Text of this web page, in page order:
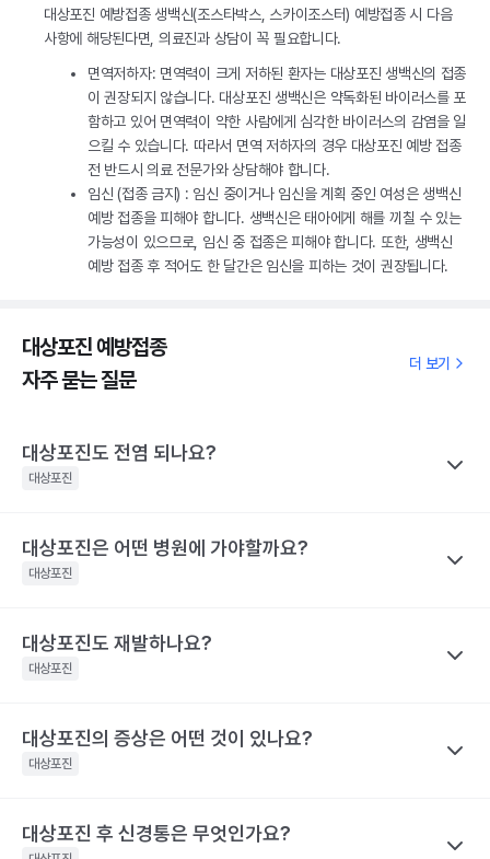
대상포진 예방접종 생백신(조스타박스, 스카이조스터) 예방접종 시 다음
사항에 해당된다면, 의료진과 상담이 꼭 필요합니다.
면역저하자: 면역력이 크게 저하된 환자는 대상포진 생백신의 접종
이 권장되지 않습니다. 대상포진 생백신은 약독화된 바이러스를 포
함하고 있어 면역력이 약한 사람에게 심각한 바이러스의 감염을 일
으킬 수 있습니다. 따라서 면역 저하자의 경우 대상포진 예방 접종
전 반드시 의료 전문가와 상담해야 합니다.
임신 (접종 금지) : 임신 중이거나 임신을 계획 중인 여성은 생백신
예방 접종을 피해야 합니다. 생백신은 태아에게 해를 끼칠 수 있는
가능성이 있으므로, 임신 중 접종은 피해야 합니다. 또한, 생백신
예방 접종 후 적어도 한 달간은 임신을 피하는 것이 권장됩니다.
대상포진 예방접종
자주 묻는 질문
더 보기
대상포진도 전염 되나요?
대상포진
나만의닥터
대상포진이 특정 바이러스에 의해 유발된다고 하니 혹시 대상포진
수두는 비말을 통해 호흡기로 전염될 수 있고, 수포 진물을 접촉해도
전파될 수 있으므로 주의가 필요해요.
기 어려운 이유는 수포(물집) 때문이에요. 수포 안에는 활성화된 바
이러스가 들어 있기 때문에 만약 수포를 건드려 터트리면 이를 통해
한편, 대상포진 병변이 초기 단계인 발진 상태이거나 수포가 가라앉
대상포진은 어떤 병원에 가야할까요?
대상포진
나만의닥터
대상포진은 치료가 되고 난 후에도 통증이 지속되거나 후유증이 동
눈 주위에 난 대상포진 : 안과, 피부과, 통증의학과
등에 난 대상포진 : 피부과 및 통증의학과
해당 콘텐츠는 질환 지식 제공을 위해 만들어 진 것으로, 진료 행위 유도 및 특정 의약품
을 권유하지 않습니다.
대상포진도 재발하나요?
대상포진
나만의닥터
네. 대상포진도 재발할 수 있어요. 실제로 해외에는 대상포진이 세
재발했다고 해요. 대상포진의 재발 확률은 대상포진의 통증 지속시
대상포진의 증상은 어떤 것이 있나요?
대상포진
나만의닥터
대상포진 후 신경통은 무엇인가요?